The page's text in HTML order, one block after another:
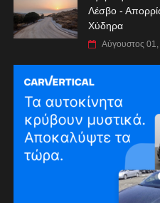
Λέσβο -
Χύδηρα
Αύγουστος